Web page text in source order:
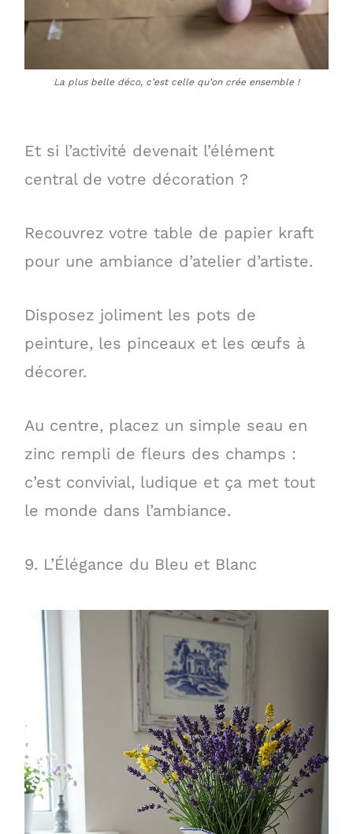
La plus belle déco, c’est celle qu’on crée ensemble !
Et si l’activité devenait l’élément
central de votre décoration ?
Recouvrez votre table de papier kraft
pour une ambiance d’atelier d’artiste.
Disposez joliment les pots de
peinture, les pinceaux et les œufs à
décorer.
Au centre, placez un simple seau en
zinc rempli de fleurs des champs :
c’est convivial, ludique et ça met tout
le monde dans l’ambiance.
9. L’Élégance du Bleu et Blanc